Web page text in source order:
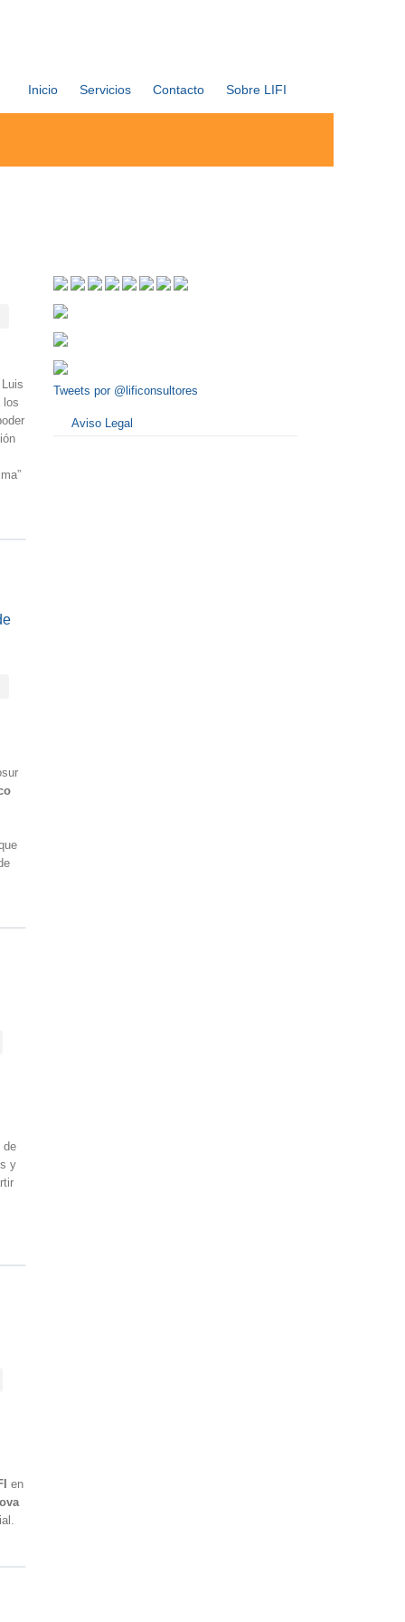
Inicio Servicios Contacto Sobre LIFI
los
de
y
en
Tweets por @lificonsultores
Aviso Legal